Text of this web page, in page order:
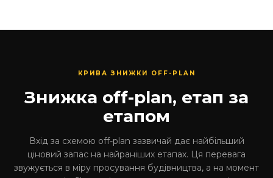
КРИВА ЗНИЖКИ OFF-PLAN
Знижка off-plan, етап за
етапом
Вхід за схемою off-plan зазвичай дає найбільший
ціновий запас на найраніших етапах. Ця перевага
звужується в міру просування будівництва, а на момент